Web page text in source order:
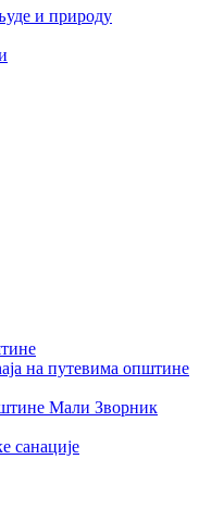
и природу
на путевима општине
Мали Зворник
санације